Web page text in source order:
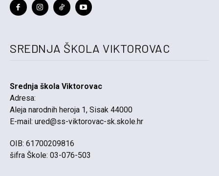
SREDNJA ŠKOLA VIKTOROVAC
Srednja škola Viktorovac
Adresa:
Aleja narodnih heroja 1, Sisak 44000
E-mail: ured@ss-viktorovac-sk.skole.hr
OIB: 61700209816
šifra Škole: 03-076-503